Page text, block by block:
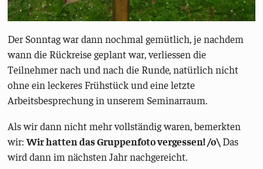
Der Sonntag war dann nochmal gemütlich, je nachdem
wann die Rückreise geplant war, verliessen die
Teilnehmer nach und nach die Runde, natürlich nicht
ohne ein leckeres Frühstück und eine letzte
Arbeitsbesprechung in unserem Seminarraum.
Als wir dann nicht mehr vollständig waren, bemerkten
wir:Wir hatten das Gruppenfoto vergessen! /o\ Das
wird dann im nächsten Jahr nachgereicht.